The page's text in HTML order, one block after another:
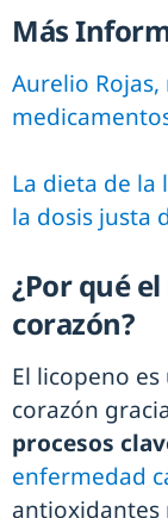
Más
Aurelio
La dieta de la
la dosis justa
¿Por qué
corazón?
El licopeno
corazón
procesos
enfermedad
antioxidantes